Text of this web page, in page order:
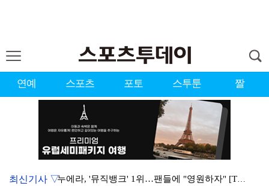
연예 스포츠 포토 스투툰 짤
누에라, '뮤직뱅크' 1위…팬들에 "영원하자" [TV캡…
최신기사 ▽